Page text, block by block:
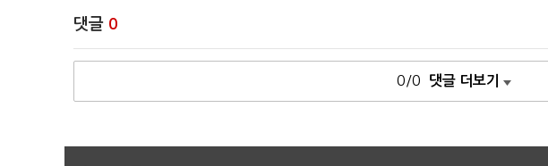
댓글 0
0/0 댓글 더보기